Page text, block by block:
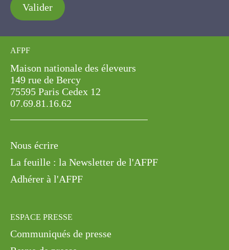
Valider
AFPF
Maison nationale des éleveurs
149 rue de Bercy
75595 Paris Cedex 12
07.69.81.16.62
Nous écrire
La feuille : la Newsletter de l'AFPF
Adhérer à l'AFPF
ESPACE PRESSE
Communiqués de presse